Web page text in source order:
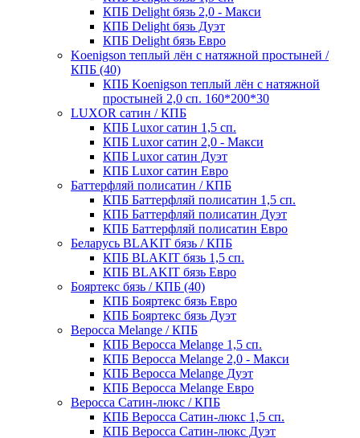
КПБ Delight бязь 2,0 - Макси
КПБ Delight бязь Дуэт
КПБ Delight бязь Евро
Koenigson теплый лён с натяжной простыней /
КПБ (40)
КПБ Koenigson теплый лён с натяжной
простыней 2,0 сп. 160*200*30
LUXOR сатин / КПБ
КПБ Luxor сатин 1,5 сп.
КПБ Luxor сатин 2,0 - Макси
КПБ Luxor сатин Дуэт
КПБ Luxor сатин Евро
Баттерфляй полисатин / КПБ
КПБ Баттерфляй полисатин 1,5 сп.
КПБ Баттерфляй полисатин Дуэт
КПБ Баттерфляй полисатин Евро
Беларусь BLAKIT бязь / КПБ
КПБ BLAKIT бязь 1,5 сп.
КПБ BLAKIT бязь Евро
Бояртекс бязь / КПБ (40)
КПБ Бояртекс бязь Евро
КПБ Бояртекс бязь Дуэт
Веросса Melange / КПБ
КПБ Веросса Melange 1,5 сп.
КПБ Веросса Melange 2,0 - Макси
КПБ Веросса Melange Дуэт
КПБ Веросса Melange Евро
Веросса Сатин-люкс / КПБ
КПБ Веросса Сатин-люкс 1,5 сп.
КПБ Веросса Сатин-люкс Дуэт